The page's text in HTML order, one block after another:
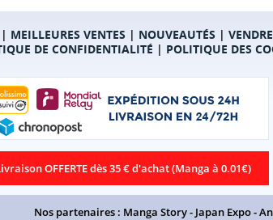
| MEILLEURES VENTES | NOUVEAUTÉS |
DE CONFIDENTIALITÉ | POLITIQUE DES
OFFERTE dès 35 € d'achat (Manga à 0.01€)
Nos partenaires : Manga Story- Japan Expo-